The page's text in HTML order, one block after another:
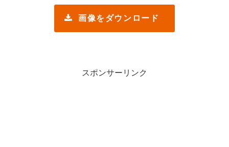
画像をダウンロード
スポンサーリンク